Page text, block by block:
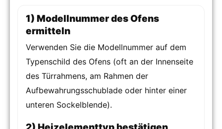
1) Modellnummer des Ofens
ermitteln
Verwenden Sie die Modellnummer auf dem
Typenschild des Ofens (oft an der Innenseite
des Türrahmens, am Rahmen der
Aufbewahrungsschublade oder hinter einer
unteren Sockelblende).